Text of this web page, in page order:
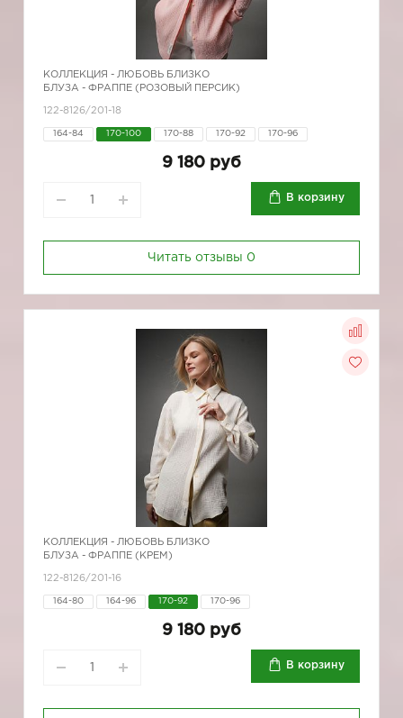
КОЛЛЕКЦИЯ - ЛЮБОВЬ БЛИЗКО
БЛУЗА - ФРАППЕ (РОЗОВЫЙ ПЕРСИК)
122-8126/201-18
164-84 170-100 170-88 170-92 170-96
9 180 руб
В корзину
Читать отзывы 0
КОЛЛЕКЦИЯ - ЛЮБОВЬ БЛИЗКО
БЛУЗА - ФРАППЕ (КРЕМ)
122-8126/201-16
164-80 164-96 170-92 170-96
9 180 руб
В корзину